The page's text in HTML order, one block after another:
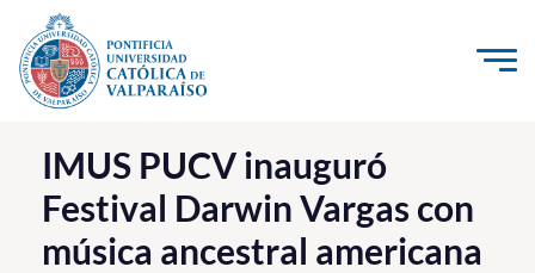
Click acá para ir directamente al contenido
La Universidad
Investigación, Creación e Innovación
PUCV Internacional
IMUS PUCV inauguró
Festival Darwin Vargas con
música ancestral americana